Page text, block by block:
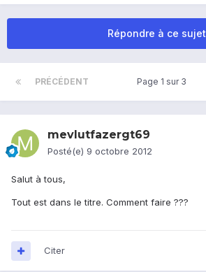
Répondre à ce sujet
PRÉCÉDENT Page 1 sur 3
mevlutfazergt69
Posté(e) 9 octobre 2012
Salut à tous,
Tout est dans le titre. Comment faire ???
Citer